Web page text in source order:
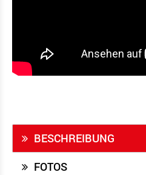
BESCHREIBUNG
FOTOS